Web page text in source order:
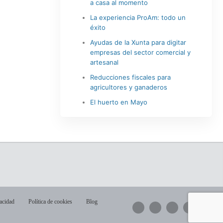
a casa al momento
La experiencia ProAm: todo un
éxito
Ayudas de la Xunta para digitar
empresas del sector comercial y
artesanal
Reducciones fiscales para
agricultores y ganaderos
El huerto en Mayo
Política de cookies
Blog